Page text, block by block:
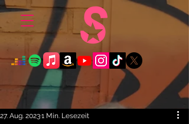
27. Aug. 20231 Min. Lesezeit